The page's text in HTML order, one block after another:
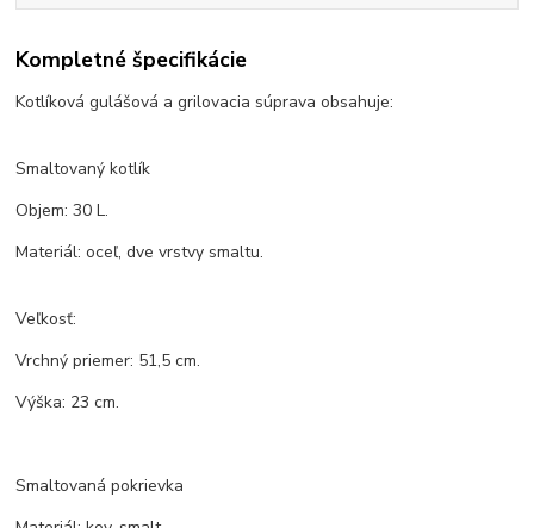
Kompletné špecifikácie
Kotlíková gulášová a grilovacia súprava obsahuje:
Smaltovaný kotlík
Objem: 30 L.
Materiál: oceľ, dve vrstvy smaltu.
Veľkosť:
Vrchný priemer: 51,5 cm.
Výška: 23 cm.
Smaltovaná pokrievka